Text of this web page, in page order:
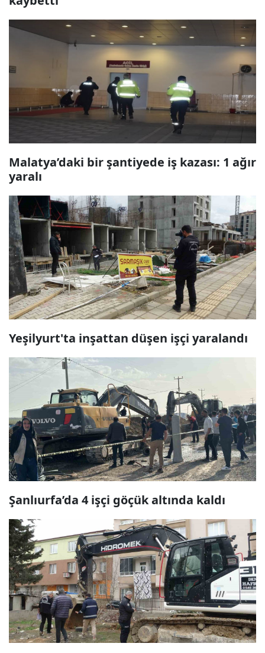
Malatya’daki bir şantiyede iş kazası: 1 ağır
yaralı
Yeşilyurt'ta inşattan düşen işçi yaralandı
Şanlıurfa’da 4 işçi göçük altında kaldı